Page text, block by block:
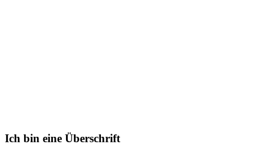
Ich bin eine Überschrift